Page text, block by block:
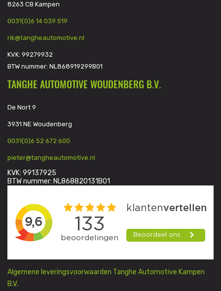
8263 CB Kampen
0031(0)6 14 039 519
rik@tangheautomotive.nl
KVK: 99279932
BTW nummer: NL868919299B01
TANGHE AUTOMOTIVE WOUDENBERG B.V.
De Nort 9
3931 NE Woudenberg
0031(0)6 52 672 600
pieter@tangheautomotive.nl
KVK: 99137925
BTW nummer: NL868820131B01
Algemene leveringsvoorwaarden Tanghe Automotive Kampen
B.V.